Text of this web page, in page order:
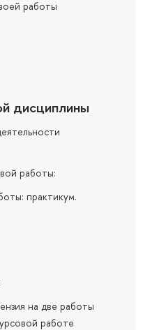
работы
дисциплины
работы:
практикум.
на две работы
работе